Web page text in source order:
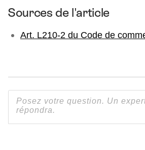
Sources de l'article
Art. L210-2 du Code de